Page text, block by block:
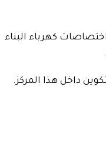
كهرباء البناء
داخل هذا المركز.